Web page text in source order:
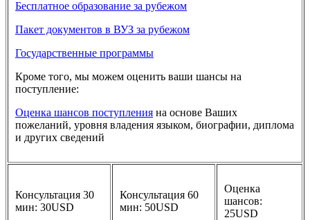
Бесплатное образование за рубежом
Пакет документов в ВУЗ за рубежом
Государственные программы
Кроме того, мы можем оценить ваши шансы на
поступление:
Оценка шансов поступления на основе Ваших
пожеланий, уровня владения языком, биографии, диплома
и других сведений
Консультация 30
мин: 30USD
Консультация 60
мин: 50USD
Оценка
шансов:
25USD